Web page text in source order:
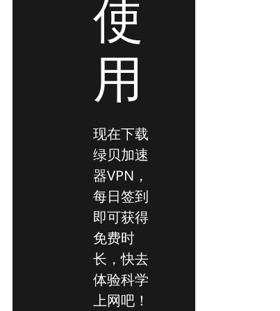
使
用
现在下载
绿贝加速
器VPN，
每日签到
即可获得
免费时
长，快去
体验科学
上网吧！